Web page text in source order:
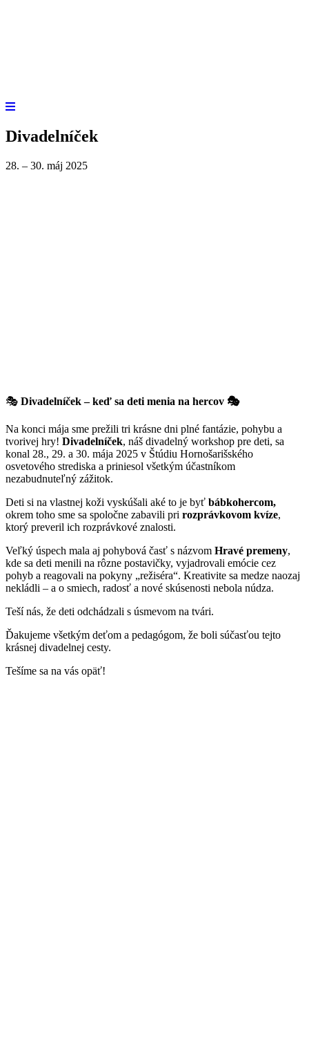
Divadelníček
28. – 30. máj 2025
🎭 Divadelníček – keď sa deti menia na hercov 🎭
Na konci mája sme prežili tri krásne dni plné fantázie, pohybu a
tvorivej hry! Divadelníček, náš divadelný workshop pre deti, sa
konal 28., 29. a 30. mája 2025 v Štúdiu Hornošarišského
osvetového strediska a priniesol všetkým účastníkom
nezabudnuteľný zážitok.
Deti si na vlastnej koži vyskúšali aké to je byť bábkohercom,
okrem toho sme sa spoločne zabavili pri rozprávkovom kvíze,
ktorý preveril ich rozprávkové znalosti.
Veľký úspech mala aj pohybová časť s názvom Hravé premeny,
kde sa deti menili na rôzne postavičky, vyjadrovali emócie cez
pohyb a reagovali na pokyny „režiséra“. Kreativite sa medze naozaj
nekládli – a o smiech, radosť a nové skúsenosti nebola núdza.
Teší nás, že deti odchádzali s úsmevom na tvári.
Ďakujeme všetkým deťom a pedagógom, že boli súčasťou tejto
krásnej divadelnej cesty.
Tešíme sa na vás opäť!